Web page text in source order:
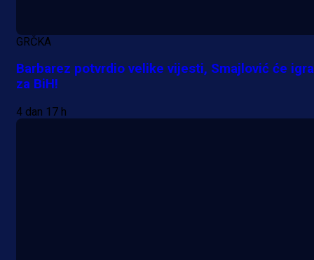
GRČKA
Barbarez potvrdio velike vijesti, Smajlović će
za BiH!
4 dan 17 h